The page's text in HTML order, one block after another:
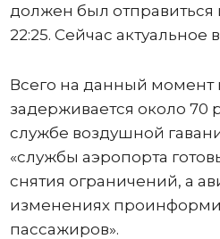
должен был отправиться
22:25. Сейчас актуальное
Всего на данный момент
задерживается около 70
службе воздушной
«службы аэропорта
снятия ограничений, а
изменениях
пассажиров».